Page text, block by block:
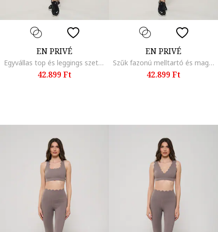
EN PRIVÉ
Egyvállas top és leggings szett, Fekete
42.899 Ft
EN PRIVÉ
Szűk fazonú melltartó és magas derekú leggings szett, Fekete
42.899 Ft